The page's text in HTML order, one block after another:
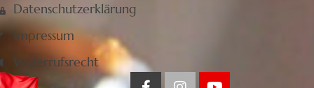
Datenschutzerklärung
Impressum
Widerrufsrecht